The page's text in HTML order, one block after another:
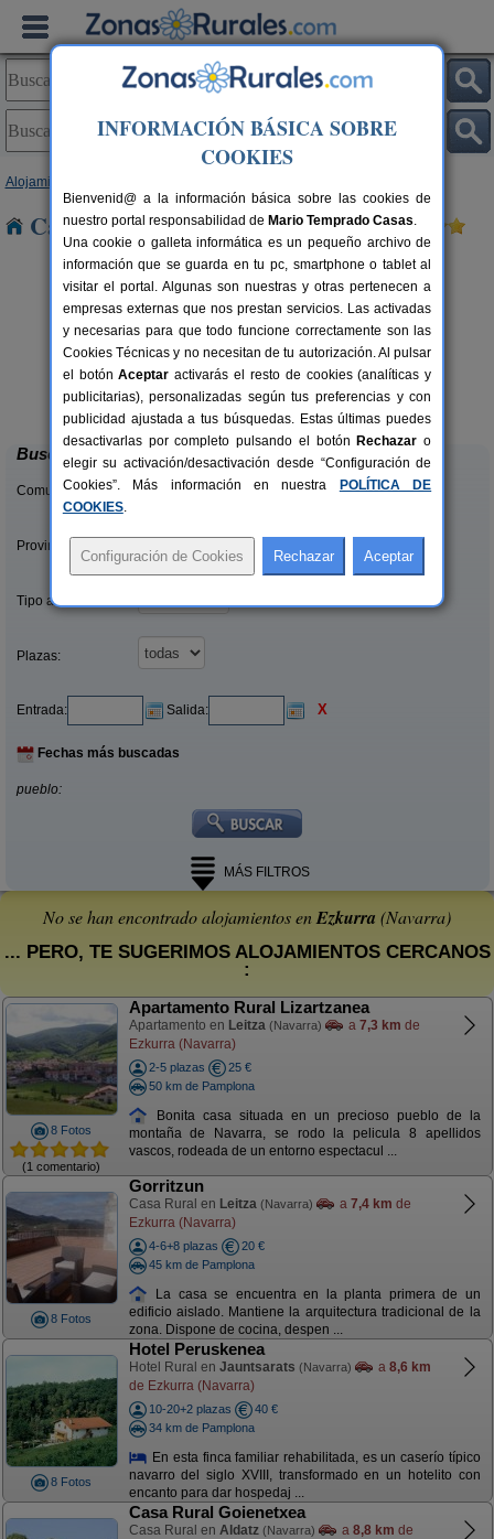
Alojamientos
Casas Rurales cerca de Ezkurra
2-10+2 pers.
desde25 €
Casa Rural Casa Chino
Aibar (Navarra)
Buscar
Comunidades:
Provincias/Islas:
Tipo alquiler:
Plazas:
Entrada: Salida: X
Fechas más buscadas
pueblo:
MÁS FILTROS
No se han encontrado alojamientos enEzkurra (Navarra)
... PERO, TE SUGERIMOS ALOJAMIENTOS CERCANOS
:
8 Fotos
(1 comentario)
Apartamento Rural Lizartzanea
Apartamento en Leitza (Navarra) a 7,3 km de
Ezkurra (Navarra)
2-5 plazas
25 €
50 km de Pamplona
Bonita casa situada en un precioso pueblo de la
montaña de Navarra, se rodo la pelicula 8 apellidos
vascos, rodeada de un entorno espectacul ...
8 Fotos
Gorritzun
Casa Rural en Leitza (Navarra) a 7,4 km de
Ezkurra (Navarra)
4-6+8 plazas
20 €
45 km de Pamplona
La casa se encuentra en la planta primera de un
edificio aislado. Mantiene la arquitectura tradicional de la
zona. Dispone de cocina, despen ...
8 Fotos
Hotel Peruskenea
Hotel Rural en Jauntsarats (Navarra) a 8,6 km
de Ezkurra (Navarra)
10-20+2 plazas
40 €
34 km de Pamplona
En esta finca familiar rehabilitada, es un caserío típico
navarro del siglo XVIII, transformado en un hotelito con
encanto para dar hospedaj ...
Casa Rural Goienetxea
Casa Rural en Aldatz (Navarra) a 8,8 km de
INFORMACIÓN BÁSICA SOBRE
COOKIES
Bienvenid@ a la información básica sobre las cookies de
nuestro portal responsabilidad de Mario Temprado Casas.
Una cookie o galleta informática es un pequeño archivo de
información que se guarda en tu pc, smartphone o tablet al
visitar el portal. Algunas son nuestras y otras pertenecen a
empresas externas que nos prestan servicios. Las activadas
y necesarias para que todo funcione correctamente son las
Cookies Técnicas y no necesitan de tu autorización. Al pulsar
el botónAceptar activarás el resto de cookies (analíticas y
publicitarias), personalizadas según tus preferencias y con
publicidad ajustada a tus búsquedas. Estas últimas puedes
desactivarlas por completo pulsando el botón Rechazar o
elegir su activación/desactivación desde “Configuración de
Cookies”. Más información en nuestra
POLÍTICA DE
COOKIES.